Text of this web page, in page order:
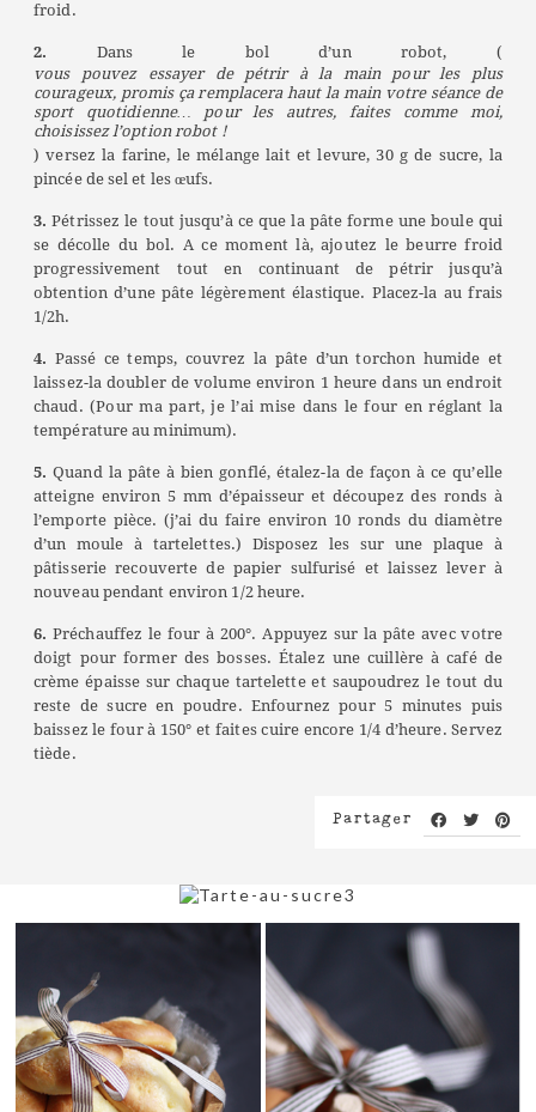
froid.
2. Dans le bol d’un robot, (
vous pouvez essayer de pétrir à la main pour les plus
courageux, promis ça remplacera haut la main votre séance de
sport quotidienne… pour les autres, faites comme moi,
choisissez l’option robot !
) versez la farine, le mélange lait et levure, 30 g de sucre, la
pincée de sel et les œufs.
3. Pétrissez le tout jusqu’à ce que la pâte forme une boule qui
se décolle du bol. A ce moment là, ajoutez le beurre froid
progressivement tout en continuant de pétrir jusqu’à
obtention d’une pâte légèrement élastique. Placez-la au frais
1/2h.
4. Passé ce temps, couvrez la pâte d’un torchon humide et
laissez-la doubler de volume environ 1 heure dans un endroit
chaud. (Pour ma part, je l’ai mise dans le four en réglant la
température au minimum).
5. Quand la pâte à bien gonflé, étalez-la de façon à ce qu’elle
atteigne environ 5 mm d’épaisseur et découpez des ronds à
l’emporte pièce. (j’ai du faire environ 10 ronds du diamètre
d’un moule à tartelettes.) Disposez les sur une plaque à
pâtisserie recouverte de papier sulfurisé et laissez lever à
nouveau pendant environ 1/2 heure.
6. Préchauffez le four à 200°. Appuyez sur la pâte avec votre
doigt pour former des bosses. Étalez une cuillère à café de
crème épaisse sur chaque tartelette et saupoudrez le tout du
reste de sucre en poudre. Enfournez pour 5 minutes puis
baissez le four à 150° et faites cuire encore 1/4 d’heure. Servez
tiède.
Partager